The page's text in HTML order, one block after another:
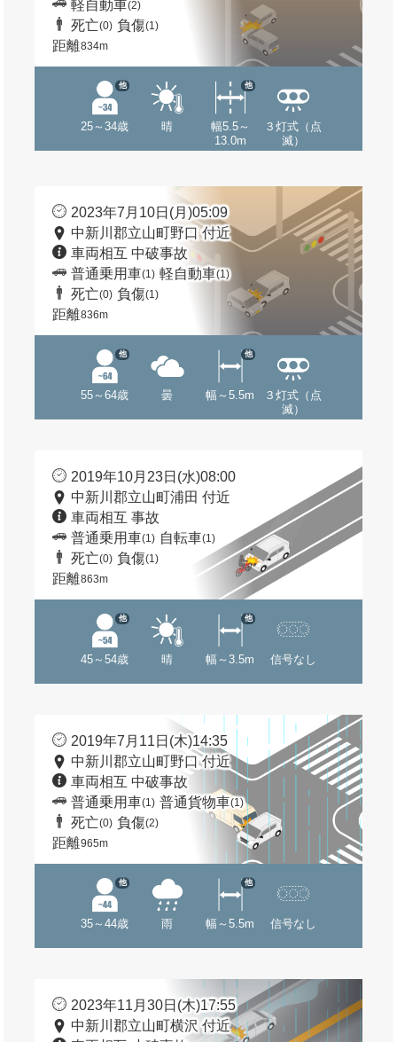
軽自動車(2)
死亡(0) 負傷(1)
距離834m
25～34歳
他
晴
幅5.5～
13.0m
他
３灯式（点
滅）
2023年7月10日(月)05:09
中新川郡立山町野口 付近
車両相互 中破事故
普通乗用車(1) 軽自動車(1)
死亡(0) 負傷(1)
距離836m
55～64歳
他
曇 幅～5.5m
他
３灯式（点
滅）
2019年10月23日(水)08:00
中新川郡立山町浦田 付近
車両相互 事故
普通乗用車(1) 自転車(1)
死亡(0) 負傷(1)
距離863m
45～54歳
他
晴 幅～3.5m
他
信号なし
2019年7月11日(木)14:35
中新川郡立山町野口 付近
車両相互 中破事故
普通乗用車(1) 普通貨物車(1)
死亡(0) 負傷(2)
距離965m
35～44歳
他
雨 幅～5.5m
他
信号なし
2023年11月30日(木)17:55
中新川郡立山町横沢 付近